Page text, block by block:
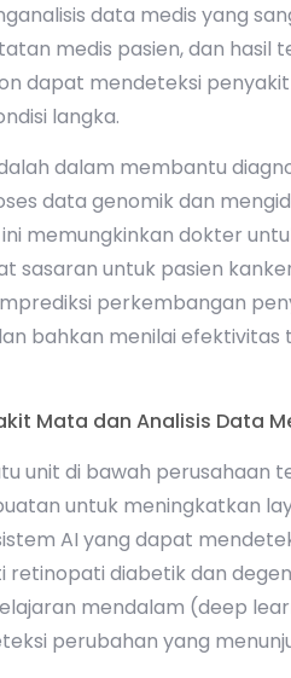
data medis yang
medis pasien, dan hasil
dapat mendeteksi
langka.
dalam membantu
data genomik dan
memungkinkan dokter
untuk pasien
perkembangan
bahkan menilai
Mata dan Analisis Data
unit di bawah perusahaan
untuk meningkatkan
AI yang dapat
diabetik dan
mendalam (deep
perubahan yang